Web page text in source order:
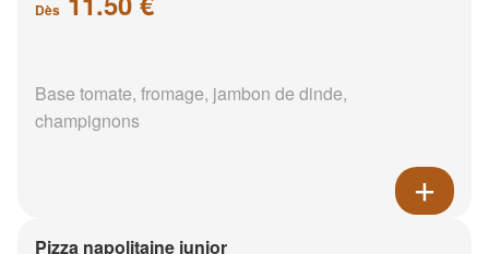
Dès
Base tomate, fromage, jambon de dinde,
champignons
Pizza napolitaine junior